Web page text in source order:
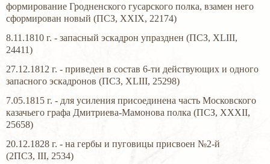
формирование Гродненского гусарского полка, взамен него
сформирован новый (ПСЗ, XXIX, 22174)
8.11.1810 г. - запасный эскадрон упразднен (ПСЗ, XLIII,
24411)
27.12.1812 г. - приведен в состав 6-ти действующих и одного
запасного эскадронов (ПСЗ, XLIII, 25298)
7.05.1815 г. - для усиления присоединена часть Московского
казачьего графа Дмитриева-Мамонова полка (ПСЗ, XXXII,
25658)
20.12.1828 г. - на гербы и пуговицы присвоен №2-й
(2ПСЗ, III, 2534)